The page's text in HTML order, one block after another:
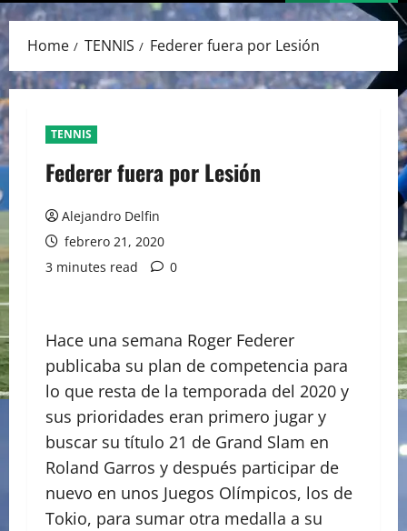
Menu
Home TENNIS Federer fuera por Lesión
TENNIS
Federer fuera por Lesión
Alejandro Delfin
febrero 21, 2020
3 minutes read
0
Hace una semana Roger Federer
publicaba su plan de competencia para
lo que resta de la temporada del 2020 y
sus prioridades eran primero jugar y
buscar su título 21 de Grand Slam en
Roland Garros y después participar de
nuevo en unos Juegos Olímpicos, los de
Tokio, para sumar otra medalla a su